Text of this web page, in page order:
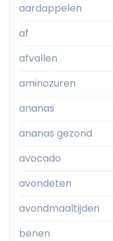
aardappelen
af
afvallen
aminozuren
ananas
ananas gezond
avocado
avondeten
avondmaaltijden
benen